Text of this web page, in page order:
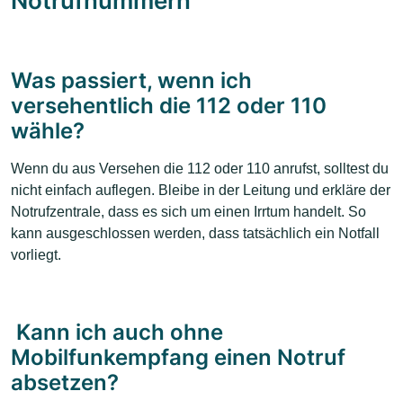
Was passiert, wenn ich
versehentlich die 112 oder 110
wähle?
Wenn du aus Versehen die 112 oder 110 anrufst, solltest du
nicht einfach auflegen. Bleibe in der Leitung und erkläre der
Notrufzentrale, dass es sich um einen Irrtum handelt. So
kann ausgeschlossen werden, dass tatsächlich ein Notfall
vorliegt.
Kann ich auch ohne
Mobilfunkempfang einen Notruf
absetzen?